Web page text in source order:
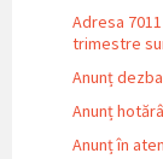
Adresa
trimestre
Anunț
Anunț
Anunț în